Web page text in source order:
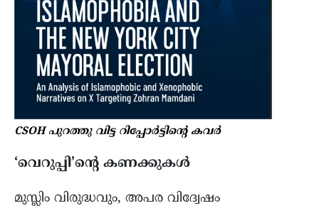
CSOH പുറത്തു വിട്ട റിപ്പോർട്ടിന്റെ കവർ
‘വെറുപ്പി’ന്‍റെ കണക്കുകൾ
മുസ്ലിം വിരുദ്ധവും, അപര വിദ്വേഷം